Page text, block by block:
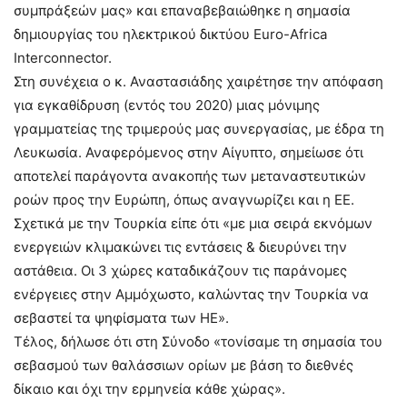
συμπράξεών μας» και επαναβεβαιώθηκε η σημασία
δημιουργίας του ηλεκτρικού δικτύου Euro-Africa
Interconnector.
Στη συνέχεια ο κ. Αναστασιάδης χαιρέτησε την απόφαση
για εγκαθίδρυση (εντός του 2020) μιας μόνιμης
γραμματείας της τριμερούς μας συνεργασίας, με έδρα τη
Λευκωσία. Αναφερόμενος στην Αίγυπτο, σημείωσε ότι
αποτελεί παράγοντα ανακοπής των μεταναστευτικών
ροών προς την Ευρώπη, όπως αναγνωρίζει και η ΕΕ.
Σχετικά με την Τουρκία είπε ότι «με μια σειρά εκνόμων
ενεργειών κλιμακώνει τις εντάσεις & διευρύνει την
αστάθεια. Οι 3 χώρες καταδικάζουν τις παράνομες
ενέργειες στην Αμμόχωστο, καλώντας την Τουρκία να
σεβαστεί τα ψηφίσματα των ΗΕ».
Τέλος, δήλωσε ότι στη Σύνοδο «τονίσαμε τη σημασία του
σεβασμού των θαλάσσιων ορίων με βάση το διεθνές
δίκαιο και όχι την ερμηνεία κάθε χώρας».